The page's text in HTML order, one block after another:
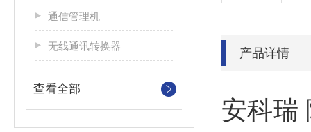
通信管理机
无线通讯转换器
查看全部
产品详情
安科瑞